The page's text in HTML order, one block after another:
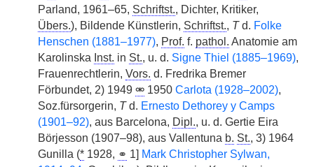
Parland, 1961–65, Schriftst., Dichter, Kritiker,
Übers.), Bildende Künstlerin, Schriftst., Td. Folke
Henschen (1881–1977), Prof. f. pathol. Anatomie am
Karolinska Inst. in St., u. d. Signe Thiel (1885–1969),
Frauenrechtlerin, Vors. d. Fredrika Bremer
Förbundet, 2) 1949 ⚮ 1950 Carlota (1928–2002),
Soz.fürsorgerin, Td. Ernesto Dethorey y Camps
(1901–92), aus Barcelona, Dipl., u. d. Gertie Eira
Börjesson (1907–98), aus Vallentuna b. St., 3) 1964
Gunilla (* 1928, ⚭ 1] Mark Christopher Sylwan,